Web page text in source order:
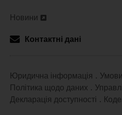
Новини
Відкрити
в
Контактні дані
Юридична інформація
Політика щодо даних
Декларація доступності